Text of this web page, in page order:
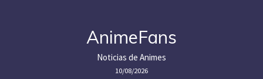
AnimeFans
Noticias de Animes
10/08/2026